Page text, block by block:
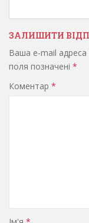
ЗАЛИШИТИ
Ваша e-mail
поля позначені *
Коментар *